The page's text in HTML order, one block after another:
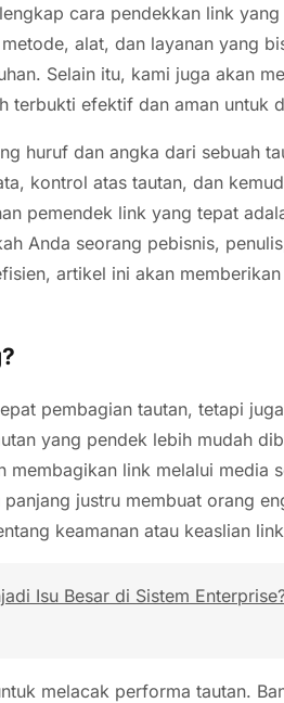
cara pendekkan link
alat, dan layanan yang
Selain itu, kami juga akan
terbukti efektif dan aman untuk
huruf dan angka dari sebuah
kontrol atas tautan, dan
pemendek link yang tepat
Anda seorang pebisnis,
artikel ini akan
pembagian tautan, tetapi
yang pendek lebih mudah
link melalui media
justru membuat orang
keamanan atau keaslian
Isu Besar di Sistem
melacak performa tautan.